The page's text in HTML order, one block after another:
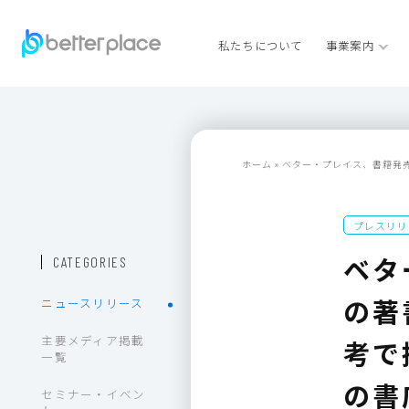
私たちについて 事業案内
CATEGORIES
ニュースリリース
主要メディア掲載
一覧
セミナー・イベン
ホーム » ベター・プレイス、書籍
プレスリ
ベ
の
考
の